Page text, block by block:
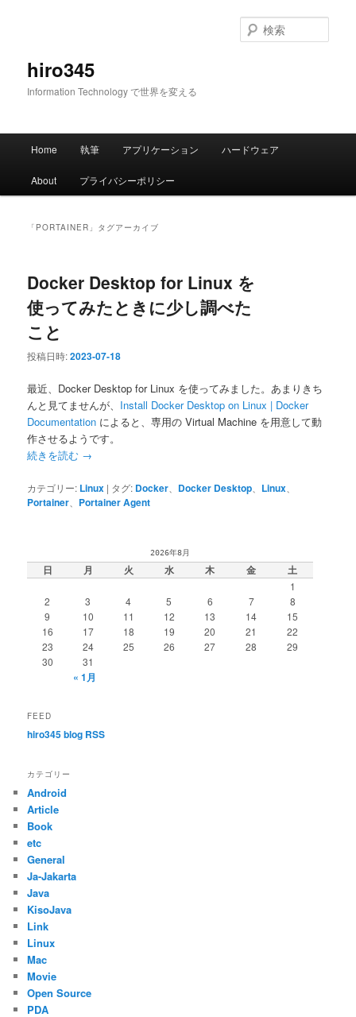
hiro345
Information Technology で世界を変える
索
メ
Home 執筆 アプリケーション ハードウェア
About プライバシーポリシー
「 PORTAINER 」タグアーカイブ
Docker Desktop for Linux を
使ってみたときに少し調べた
こと
投稿日時:2023-07-18
最近、Docker Desktop for Linux を使ってみました。あまりきち
んと見てませんが、 Install Docker Desktop on Linux | Docker
Documentation によると、専用の Virtual Machine を用意して動
作させるようです。
続きを読む →
カテゴリー: Linux | タグ: Docker Docker Desktop Linux
Portainer Portainer Agent
2026年8月
日 月 火 水 木 金 土
1
2
3 4 5 6 7
8
9
10 11 12 13 14
15
16
17 18 19 20 21
22
23
24 25 26 27 28
29
30
31
« 1月
FEED
hiro345 blog RSS
カテゴリー
Android
Article
Book
etc
General
Ja-Jakarta
Java
KisoJava
Link
Linux
Mac
Movie
Open Source
PDA